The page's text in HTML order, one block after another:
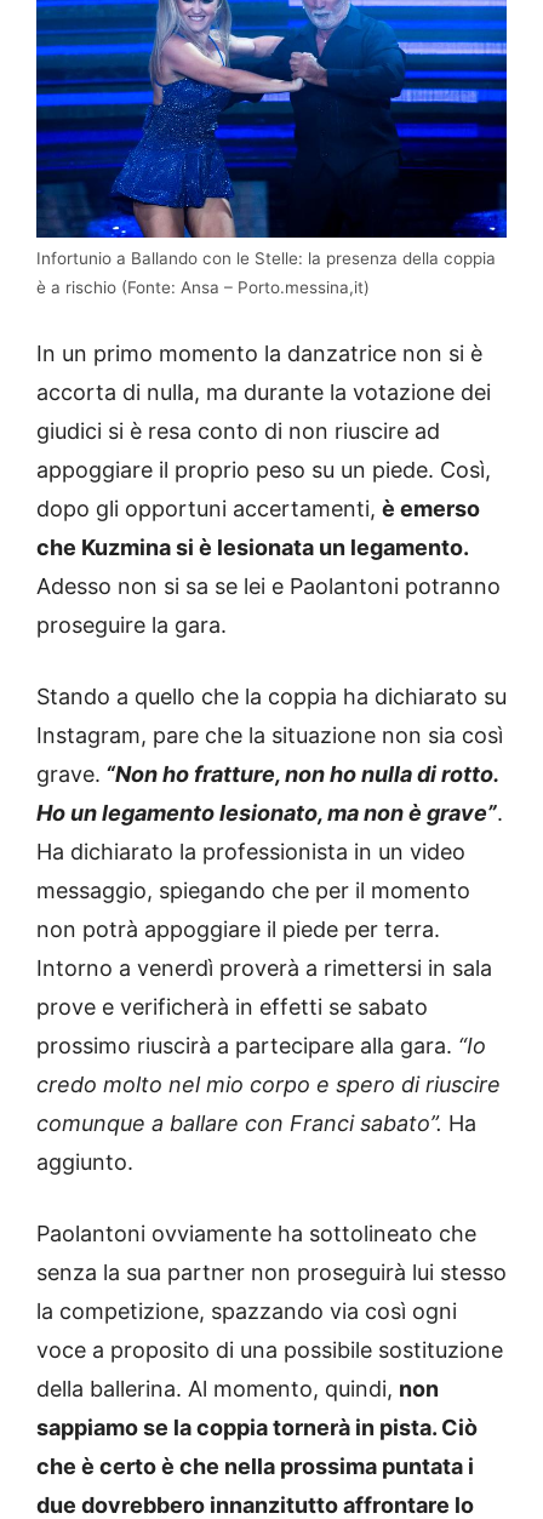
Infortunio a Ballando con le Stelle: la presenza della coppia
è a rischio (Fonte: Ansa – Porto.messina,it)
In un primo momento la danzatrice non si è
accorta di nulla, ma durante la votazione dei
giudici si è resa conto di non riuscire ad
appoggiare il proprio peso su un piede. Così,
dopo gli opportuni accertamenti, è emerso
che Kuzmina si è lesionata un legamento.
Adesso non si sa se lei e Paolantoni potranno
proseguire la gara.
Stando a quello che la coppia ha dichiarato su
Instagram, pare che la situazione non sia così
grave. “Non ho fratture, non ho nulla di rotto.
Ho un legamento lesionato, ma non è grave”.
Ha dichiarato la professionista in un video
messaggio, spiegando che per il momento
non potrà appoggiare il piede per terra.
Intorno a venerdì proverà a rimettersi in sala
prove e verificherà in effetti se sabato
prossimo riuscirà a partecipare alla gara. “Io
credo molto nel mio corpo e spero di riuscire
comunque a ballare con Franci sabato”. Ha
aggiunto.
Paolantoni ovviamente ha sottolineato che
senza la sua partner non proseguirà lui stesso
la competizione, spazzando via così ogni
voce a proposito di una possibile sostituzione
della ballerina. Al momento, quindi, non
sappiamo se la coppia tornerà in pista. Ciò
che è certo è che nella prossima puntata i
due dovrebbero innanzitutto affrontare lo